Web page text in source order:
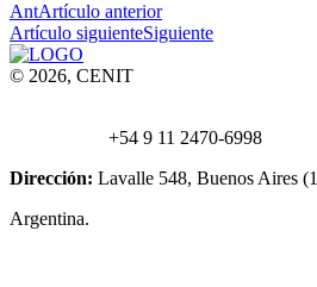
AntArtículo anterior
Artículo siguienteSiguiente
© 2026, CENIT
+54 9 11 2470-6998
Dirección: Lavalle 548, Buenos Aires
Argentina.